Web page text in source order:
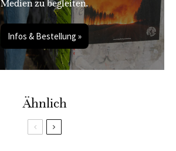
Medien zu begleiten.
Infos & Bestellung »
Ähnlich